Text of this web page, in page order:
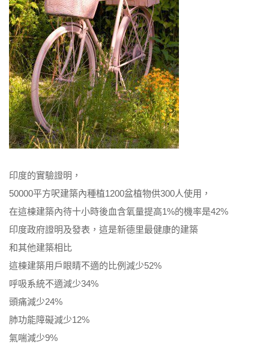
印度的實驗證明，
50000平方呎建築內種植1200盆植物供300人使用，
在這棟建築內待十小時後血含氧量提高1%的機率是42%
印度政府證明及發表，這是新德里最健康的建築
和其他建築相比
這棟建築用戶眼睛不適的比例減少52%
呼吸系統不適減少34%
頭痛減少24%
肺功能障礙減少12%
氣喘減少9%